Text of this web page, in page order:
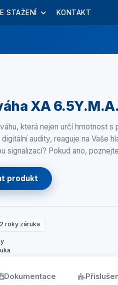
STAŽENÍ KONTAKT
XA
která nejen určí hmotnost s
audity, reaguje na Vaše
signalizací? Pokud ano,
produkt
2 roky záruka
Dokumentace